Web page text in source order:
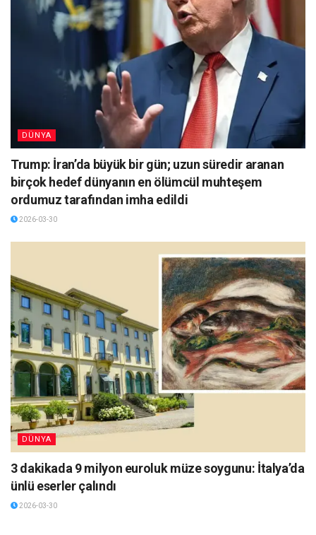
DÜNYA
Trump: İran’da büyük bir gün; uzun süredir aranan
birçok hedef dünyanın en ölümcül muhteşem
ordumuz tarafından imha edildi
2026-03-30
DÜNYA
3 dakikada 9 milyon euroluk müze soygunu: İtalya’da
ünlü eserler çalındı
2026-03-30